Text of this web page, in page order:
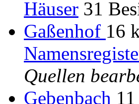
Häuser 31
Gaßenhof 16
Quellen
Gebenbach